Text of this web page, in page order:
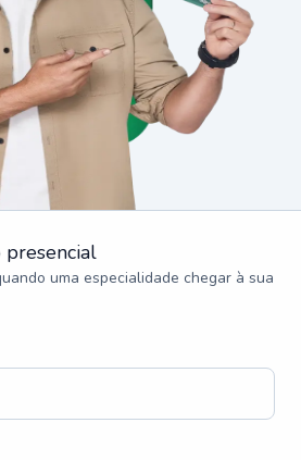
uma especialidade chegar à sua